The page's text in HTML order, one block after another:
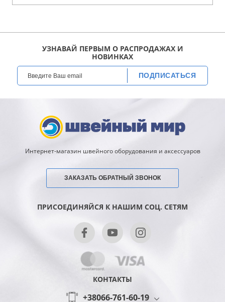
УЗНАВАЙ ПЕРВЫМ О РАСПРОДАЖАХ И
НОВИНКАХ
ПОДПИСАТЬСЯ
Интернет-магазин швейного оборудования и аксессуаров
ЗАКАЗАТЬ ОБРАТНЫЙ ЗВОНОК
ПРИСОЕДИНЯЙСЯ К НАШИМ СОЦ. СЕТЯМ
КОНТАКТЫ
+38066-761-60-19